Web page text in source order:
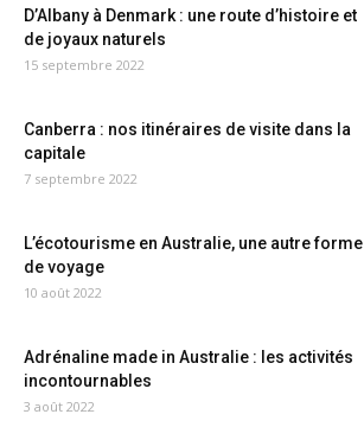
D’Albany à Denmark : une route d’histoire et
de joyaux naturels
15 septembre 2022
Canberra : nos itinéraires de visite dans la
capitale
7 septembre 2022
L’écotourisme en Australie, une autre forme
de voyage
10 août 2022
Adrénaline made in Australie : les activités
incontournables
3 août 2022